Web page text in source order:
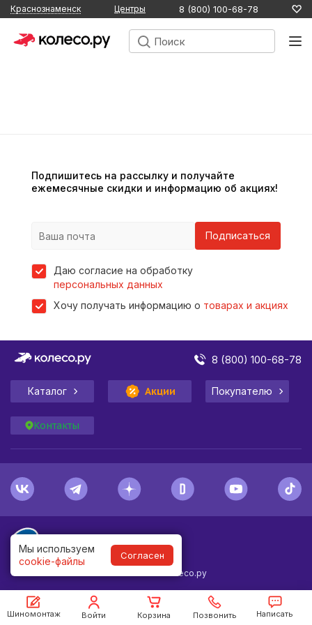
Мы используем
cookie-файлы
Согласен
Краснознаменск Центры 8 (800) 100-68-78
Подпишитесь на рассылку и получайте
ежемесячные скидки и информацию об акциях!
Подписаться
Даю согласие на обработку
персональных данных
Хочу получать информацию о товарах и акциях
Шиномонтаж Войти Корзина Позвонить Написать
8 (800) 100-68-78
Каталог Акции Покупателю
Контакты
© Колесо.ру